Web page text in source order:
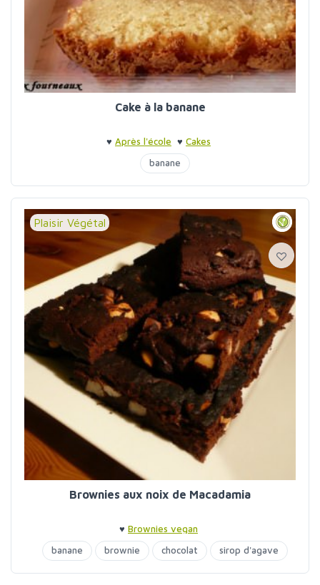
Cake à la banane
♥ Après l'école ♥ Cakes
banane
Plaisir Végétal
Brownies aux noix de Macadamia
♥ Brownies vegan
banane
brownie chocolat sirop d'agave